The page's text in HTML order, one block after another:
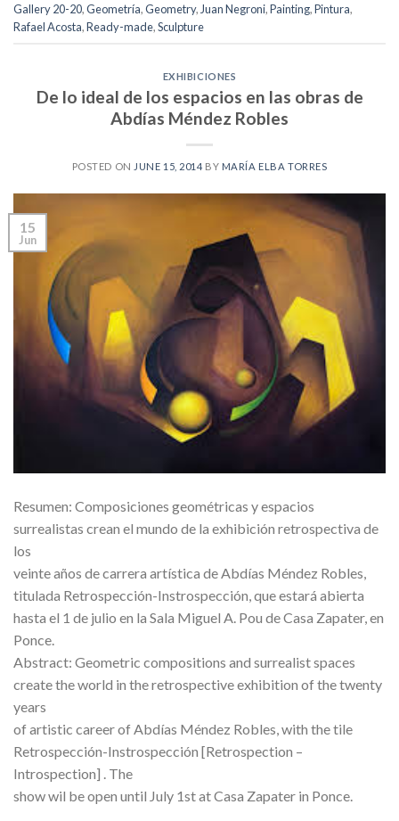
Gallery 20-20,Geometría,Geometry,Juan Negroni,Painting,Pintura,
Rafael Acosta,Ready-made,Sculpture
EXHIBICIONES
De lo ideal de los espacios en las obras de
Abdías Méndez Robles
POSTED ON JUNE 15, 2014 BY MARÍA ELBA TORRES
15
Jun
Resumen: Composiciones geométricas y espacios
surrealistas crean el mundo de la exhibición retrospectiva de
los
veinte años de carrera artística de Abdías Méndez Robles,
titulada Retrospección-Instrospección, que estará abierta
hasta el 1 de julio en la Sala Miguel A. Pou de Casa Zapater, en
Ponce.
Abstract: Geometric compositions and surrealist spaces
create the world in the retrospective exhibition of the twenty
years
of artistic career of Abdías Méndez Robles, with the tile
Retrospección-Instrospección [Retrospection –
Introspection] . The
show wil be open until July 1st at Casa Zapater in Ponce.